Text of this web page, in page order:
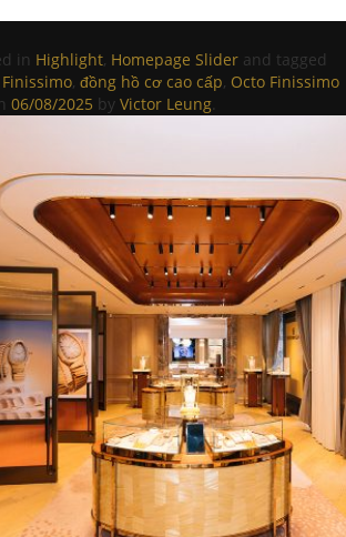
in Highlight, Homepage Slider and tagged
, đồng hồ cơ cao cấp, Octo Finissimo
06/08/2025 by Victor Leung.